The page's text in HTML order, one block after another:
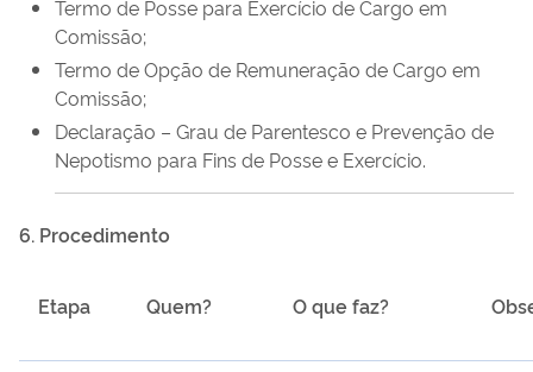
Termo de Posse para Exercício de Cargo em
Comissão;
Termo de Opção de Remuneração de Cargo em
Comissão;
Declaração – Grau de Parentesco e Prevenção de
Nepotismo para Fins de Posse e Exercício.
6. Procedimento
Etapa Quem? O que faz?